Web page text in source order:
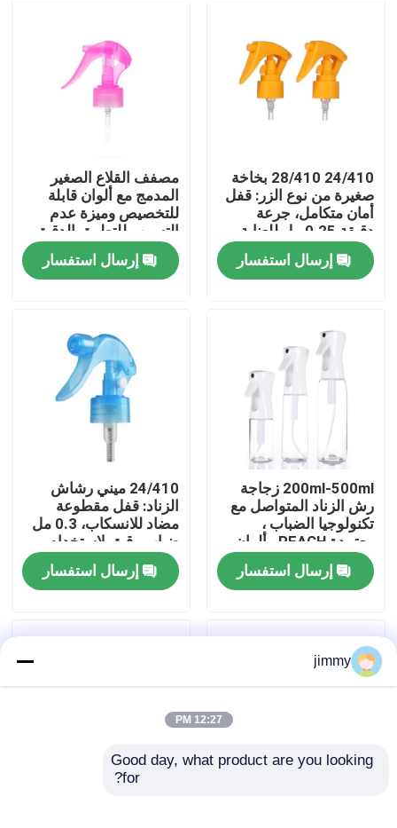
منتجات
أشرطة فيديو
معلومات عنا
جولة في المعمل
رقابة جودة
اتصل بنا
حالات
24/410 28/410 بخاخة
صغيرة من نوع الزر: قفل
أمان متكامل، جرعة
دقيقة 0.25 مل للعناية
الشخصية
إرسال استفسار
مصفف القلاع الصغير
المدمج مع ألوان قابلة
للتخصيص وميزة عدم
التسرب للتطبيق الدقيق
إرسال استفسار
200ml-500ml زجاجة
رش الزناد المتواصل مع
تكنولوجيا الضباب ،
معتمدة REACH ، ألوان
مخصصة
إرسال استفسار
24/410 ميني رشاش
الزناد: قفل مقطوعة
مضاد للانسكاب، 0.3 مل
ضباب رقيق لاستخدام
الحديقة والصالون
إرسال استفسار
jimmy
12:27 PM
Good day, what product are you looking
for?